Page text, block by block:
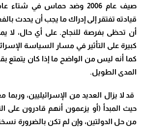
قيادته تفتقر إلى إدراك ما يجب أن يحدث
أن تحظى بفرصة للنجاح. على أي حال، لا
كبيرة على التأثير في مسار السياسة
كما أنه ليس من الواضح ما إذا كان يتمتع
المدى الطويل.
قد لا يزال العديد من الإسرائيليين،
حيث المبدأ (أو يزعمون أنهم قادرون
من حل الدولتين، وإن لم تكن بالضرورة